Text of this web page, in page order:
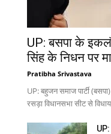
UP: बसपा के
सिंह के निधन पर
Pratibha Srivastava
UP: बहुजन समाज पार्टी
रसड़ा विधानसभा सीट से